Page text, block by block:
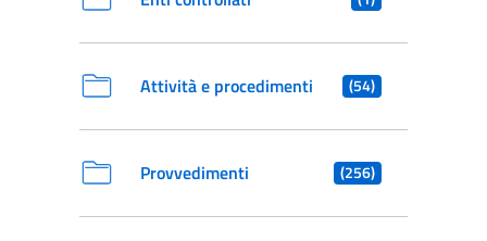
Attività e procedimenti (54)
Provvedimenti (256)